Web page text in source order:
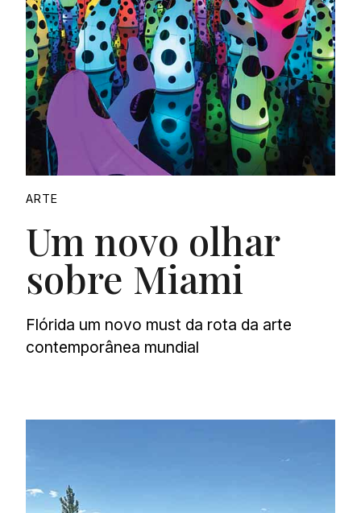
ARTE
Um novo olhar
sobre Miami
Flórida um novo must da rota da arte
contemporânea mundial